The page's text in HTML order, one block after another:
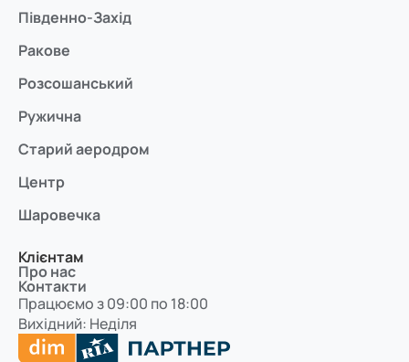
Південно-Захід
Ракове
Розсошанський
Ружична
Старий аеродром
Центр
Шаровечка
Клієнтам
Про нас
Контакти
Працюємо з 09:00 по 18:00
Вихідний: Неділя